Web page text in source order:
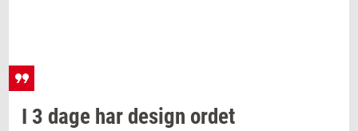
I 3 dage harde­sign ordet